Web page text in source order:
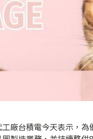
工廠台積電今天表示，